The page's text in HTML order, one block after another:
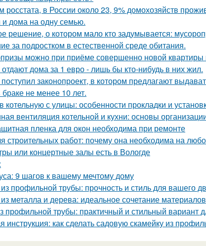
росстата, в России около 23, 9% домохозяйств
и дома на одну семью.
решение, о котором мало кто задумывается:
за подростком в естественной среде обитания.
можно при приёме совершенно новой квартиры
дома за 1 евро - лишь бы кто-нибудь в них жил.
законопроект, в котором предлагают
не менее 10 лет.
котельную с улицы: особенности прокладки и
вентиляция котельной и кухни: основы
пленка для окон необходима при ремонте
строительных работ: почему она необходима на
или концертные залы есть в Вологде
9 шагов к вашему мечтому дому
профильной трубы: прочность и стиль для вашего
металла и дерева: идеальное сочетание материалов
профильной трубы: практичный и стильный вариант
инструкция: как сделать садовую скамейку из